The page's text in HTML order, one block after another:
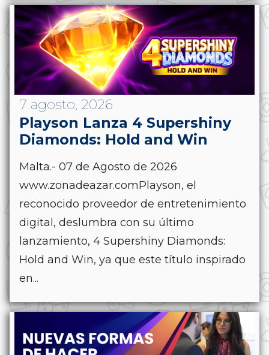
7 agosto, 2026
Playson Lanza 4 Supershiny
Diamonds: Hold and Win
Malta.- 07 de Agosto de 2026
www.zonadeazar.comPlayson, el
reconocido proveedor de entretenimiento
digital, deslumbra con su último
lanzamiento, 4 Supershiny Diamonds:
Hold and Win, ya que este título inspirado
en...